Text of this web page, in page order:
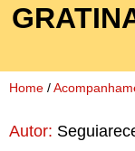
Mousses
Cupcakes
Home /
Autor: